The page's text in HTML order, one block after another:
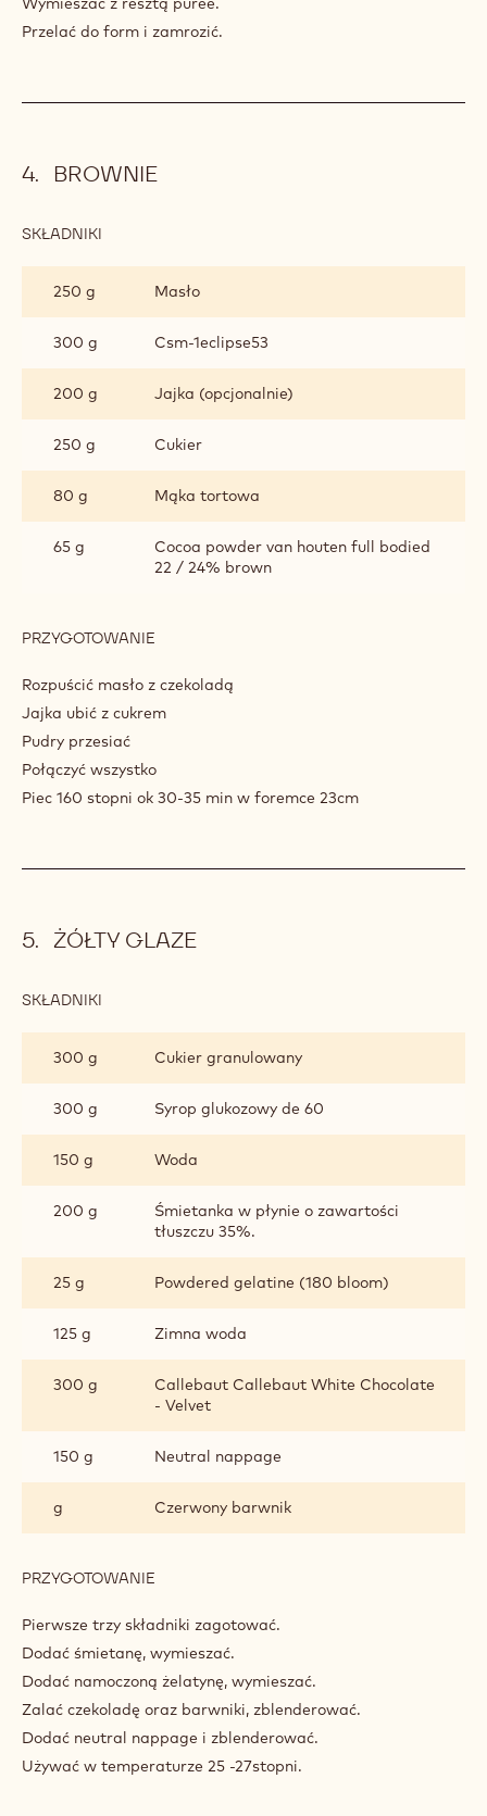
Przelać do form i zamrozić.
BROWNIE
SKŁADNIKI
250 g
Masło
300 g Csm-1eclipse53
200 g Jajka (opcjonalnie)
250 g Cukier
80 g Mąka tortowa
65 g
Cocoa powder van houten full bodied
22 / 24% brown
PRZYGOTOWANIE
Rozpuścić masło z czekoladą
Jajka ubić z cukrem
Pudry przesiać
Połączyć wszystko
Piec 160 stopni ok 30-35 min w foremce 23cm
ŻÓŁTY GLAZE
SKŁADNIKI
300 g
Cukier granulowany
300 g Syrop glukozowy de 60
150 g Woda
200 g
Śmietanka w płynie o zawartości
tłuszczu 35%.
25 g Powdered gelatine (180 bloom)
125 g Zimna woda
300 g
Callebaut Callebaut White Chocolate
- Velvet
150 g Neutral nappage
g Czerwony barwnik
PRZYGOTOWANIE
GLAZE
Pierwsze trzy składniki zagotować.
Dodać śmietanę, wymieszać.
Dodać namoczoną żelatynę, wymieszać.
Zalać czekoladę oraz barwniki, zblenderować.
Dodać neutral nappage i zblenderować.
Używać w temperaturze 25 -27stopni.